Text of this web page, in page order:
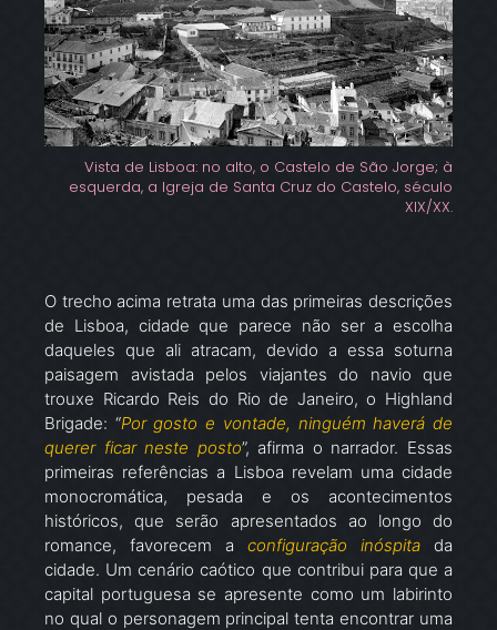
Vista de Lisboa: no alto, o Castelo de São Jorge; à
esquerda, a Igreja de Santa Cruz do Castelo, século
XIX/XX.
O trecho acima retrata uma das primeiras descrições
de Lisboa, cidade que parece não ser a escolha
daqueles que ali atracam, devido a essa soturna
paisagem avistada pelos viajantes do navio que
trouxe Ricardo Reis do Rio de Janeiro, o Highland
Brigade: “Por gosto e vontade, ninguém haverá de
querer ficar neste posto”, afirma o narrador. Essas
primeiras referências a Lisboa revelam uma cidade
monocromática, pesada e os acontecimentos
históricos, que serão apresentados ao longo do
romance, favorecem a configuração inóspita da
cidade. Um cenário caótico que contribui para que a
capital portuguesa se apresente como um labirinto
no qual o personagem principal tenta encontrar uma